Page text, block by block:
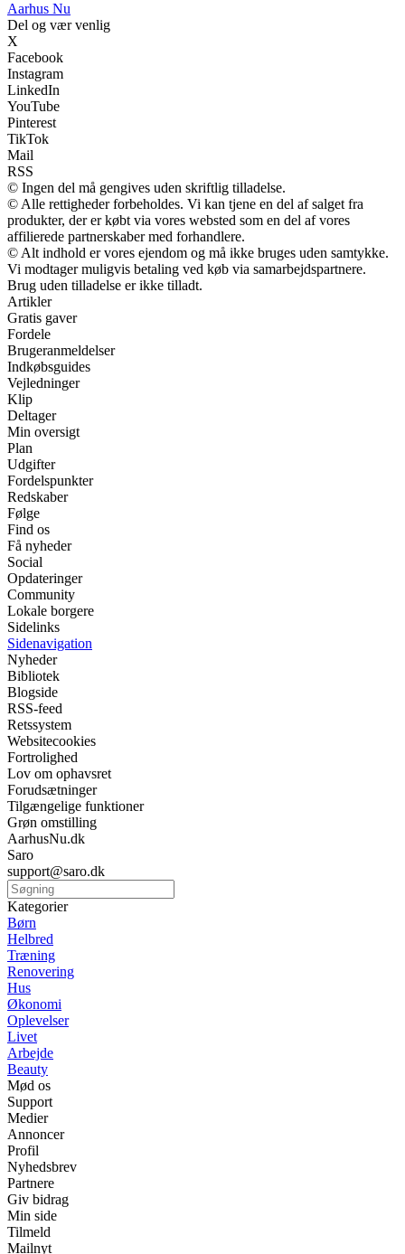
Aarhus Nu
Del og vær venlig
X
Facebook
Instagram
LinkedIn
YouTube
Pinterest
TikTok
Mail
RSS
© Ingen del må gengives uden skriftlig tilladelse.
© Alle rettigheder forbeholdes. Vi kan tjene en del af salget fra
produkter, der er købt via vores websted som en del af vores
affilierede partnerskaber med forhandlere.
© Alt indhold er vores ejendom og må ikke bruges uden samtykke.
Vi modtager muligvis betaling ved køb via samarbejdspartnere.
Brug uden tilladelse er ikke tilladt.
Artikler
Gratis gaver
Fordele
Brugeranmeldelser
Indkøbsguides
Vejledninger
Klip
Deltager
Min oversigt
Plan
Udgifter
Fordelspunkter
Redskaber
Følge
Find os
Få nyheder
Social
Opdateringer
Community
Lokale borgere
Sidelinks
Sidenavigation
Nyheder
Bibliotek
Blogside
RSS-feed
Retssystem
Websitecookies
Fortrolighed
Lov om ophavsret
Forudsætninger
Tilgængelige funktioner
Grøn omstilling
AarhusNu.dk
Saro
support@saro.dk
Kategorier
Børn
Helbred
Træning
Renovering
Hus
Økonomi
Oplevelser
Livet
Arbejde
Beauty
Mød os
Support
Medier
Annoncer
Profil
Nyhedsbrev
Partnere
Giv bidrag
Min side
Tilmeld
Mailnyt